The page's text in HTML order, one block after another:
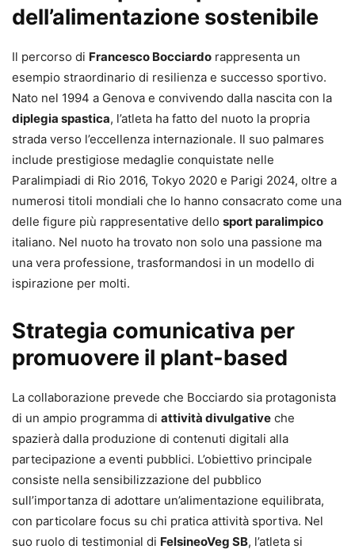
dell’alimentazione sostenibile
Il percorso di Francesco Bocciardo rappresenta un
esempio straordinario di resilienza e successo sportivo.
Nato nel 1994 a Genova e convivendo dalla nascita con la
diplegia spastica, l’atleta ha fatto del nuoto la propria
strada verso l’eccellenza internazionale. Il suo palmares
include prestigiose medaglie conquistate nelle
Paralimpiadi di Rio 2016, Tokyo 2020 e Parigi 2024, oltre a
numerosi titoli mondiali che lo hanno consacrato come una
delle figure più rappresentative dello sport paralimpico
italiano. Nel nuoto ha trovato non solo una passione ma
una vera professione, trasformandosi in un modello di
ispirazione per molti.
Strategia comunicativa per
promuovere il plant-based
La collaborazione prevede che Bocciardo sia protagonista
di un ampio programma di attività divulgative che
spazierà dalla produzione di contenuti digitali alla
partecipazione a eventi pubblici. L’obiettivo principale
consiste nella sensibilizzazione del pubblico
sull’importanza di adottare un’alimentazione equilibrata,
con particolare focus su chi pratica attività sportiva. Nel
suo ruolo di testimonial di FelsineoVeg SB, l’atleta si